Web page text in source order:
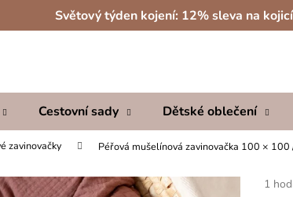
Světový týden kojení: 12% sleva na
Cestovní sady Dětské oblečení
zavinovačky Péřová mušelínová zavinovačka 100 × 100
1
Co potřebujete najít?